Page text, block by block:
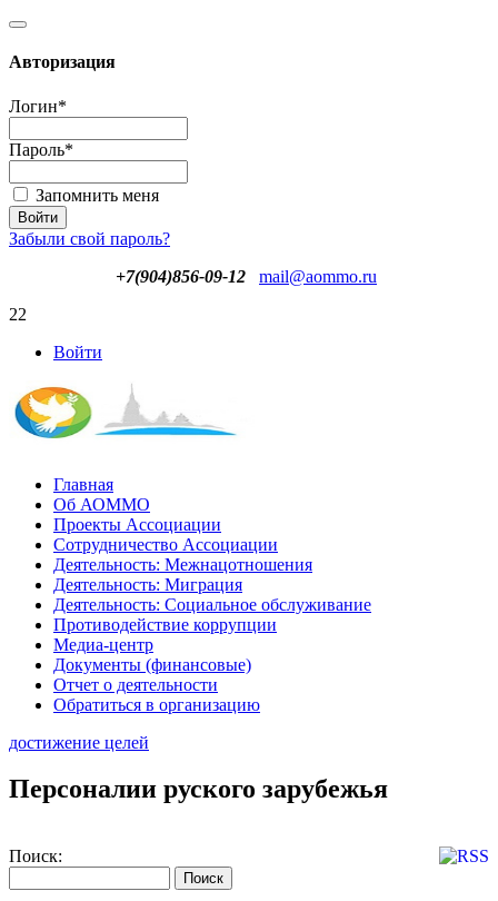
Авторизация
Логин*
Пароль*
Запомнить меня
Забыли свой пароль?
+7(904)856-09-12
mail@aommo.ru
22
Войти
Главная
Об АОММО
Проекты Ассоциации
Сотрудничество Ассоциации
Деятельность: Межнацотношения
Деятельность: Миграция
Деятельность: Социальное обслуживание
Противодействие коррупции
Медиа-центр
Документы (финансовые)
Отчет о деятельности
Обратиться в организацию
достижение целей
Персоналии руского зарубежья
Поиск: